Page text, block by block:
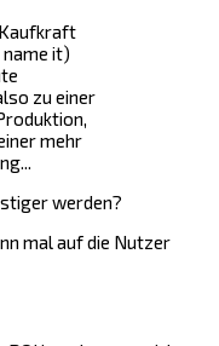
name it)
zu einer
mehr
werden?
mal auf die Nutzer